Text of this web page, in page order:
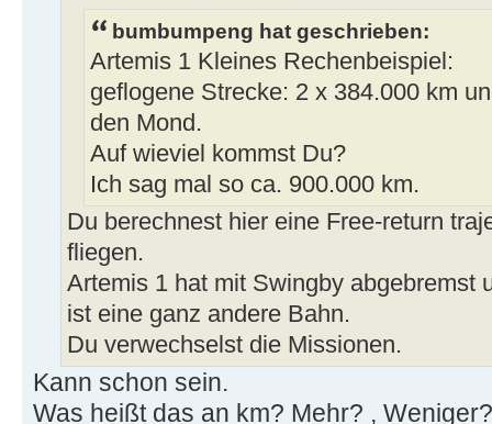
bumbumpeng hat geschrieben:
Artemis 1 Kleines Rechenbeispiel:
geflogene Strecke: 2 x 384.000 km
den Mond.
Auf wieviel kommst Du?
Ich sag mal so ca. 900.000 km.
Du berechnest hier eine Free-return
fliegen.
Artemis 1 hat mit Swingby abgebremst
ist eine ganz andere Bahn.
Du verwechselst die Missionen.
Kann schon sein.
Was heißt das an km? Mehr? ,